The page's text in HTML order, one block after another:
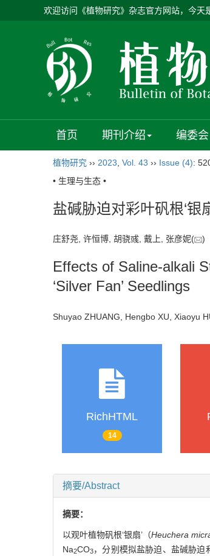
欢迎访问《植物研究》杂志官方网站，今天
首页 期刊介绍 编委会
植物研究 ›› 2023 Vol. 43 ›› Issue (4):
• 生理与生态 •
盐碱胁迫对彩叶矾根‘银
庄舒尧, 许恒博, 胡骁彧, 戴上, 张彦妮( )
Effects of Saline-alkali
‘Silver Fan’ Seedlings
Shuyao ZHUANG, Hengbo XU, Xiaoyu
RichHTML
14
摘要/Abstract
摘要：
以观叶植物矾根‘银扇’（Heuchera
Na2CO3，分别模拟盐胁迫、盐碱胁迫